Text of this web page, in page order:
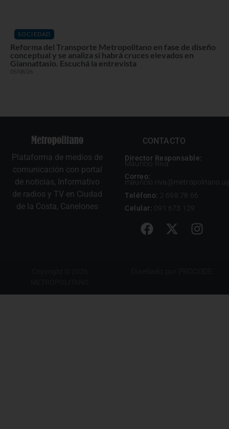
SOCIEDAD
Reforma del Transporte Metropolitano en fase de diseño
conceptual y se analiza si habrá cruces elevados en
Giannattasio. Escuchá la entrevista
05/08/26
Plataforma de medios de
comunicación con portal
de noticias, Informativo
de radios y TV en Ciudad
de la Costa, Canelones
CONTACTO
Director Responsable:
Mauricio Riva
Correo:
mauricio.riva@metropolitano.uy
Teléfono: 2 698 78 66
Celular: 091 673 129